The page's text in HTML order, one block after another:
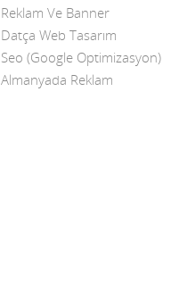
Reklam Ve Banner
Datça Web Tasarım
Seo (Google Optimizasyon)
Almanyada Reklam